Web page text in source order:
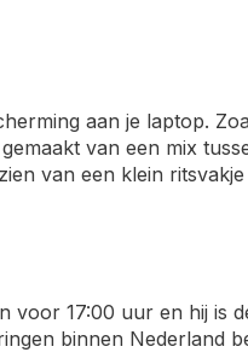
aan je laptop.
van een mix
van een klein
voor 17:00 uur en hij is
binnen Nederland